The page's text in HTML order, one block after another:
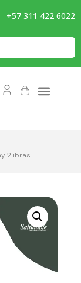
+57 311 422 6022
2libras